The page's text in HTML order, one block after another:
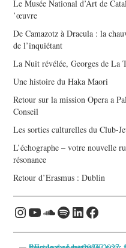
Le Musée National d’Art de
’œuvre
De Camazotz à Dracula : la
de l’inquiétant
La Nuit révélée, Georges de La
Une histoire du Haka Maori
Retour sur la mission Opera a
Conseil
Les sorties culturelles du Club-
L’échographe – votre nouvelle
résonance
Retour d’Erasmus : Dublin
Instagram
YouTube
Soundcloud
Spotify
LinkedIn